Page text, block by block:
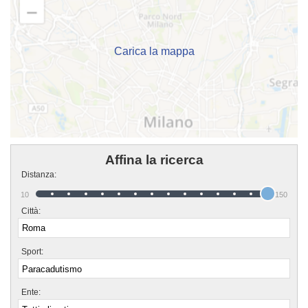
più sui loro corsi puoi venire in sede o mandare un messaggio cliccando sul
bottone "Contattaci" presente nella pagina.
Carica la mappa
Affina la ricerca
Distanza:
10 150
Città:
Sport:
Ente: